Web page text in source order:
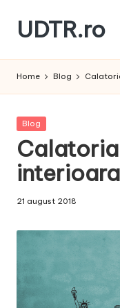
Skip
content
UDTR.ro
te
Home Blog
Posted
Blog
Calatoria
21 august 2018